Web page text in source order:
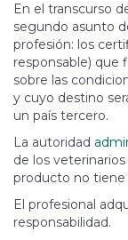
En el transcurso
segundo asunto
profesión: los
responsable) que
sobre las
y cuyo destino
un país tercero.
La autoridad
de los
producto no tiene
El profesional
responsabilidad.